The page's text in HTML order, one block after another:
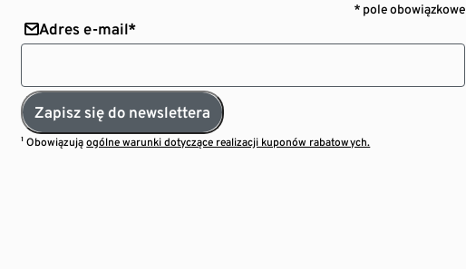
* pole obowiązkowe
Adres e-mail*
Zapisz się do newslettera
¹ Obowiązująogólne warunki dotyczące realizacji kuponów rabatowych.